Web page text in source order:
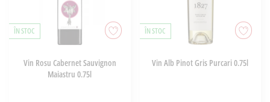
ÎN STOC
Vin Rosu Cabernet Sauvignon
Maiastru 0.75l
ÎN STOC
Vin Alb Pinot Gris Purcari 0.75l